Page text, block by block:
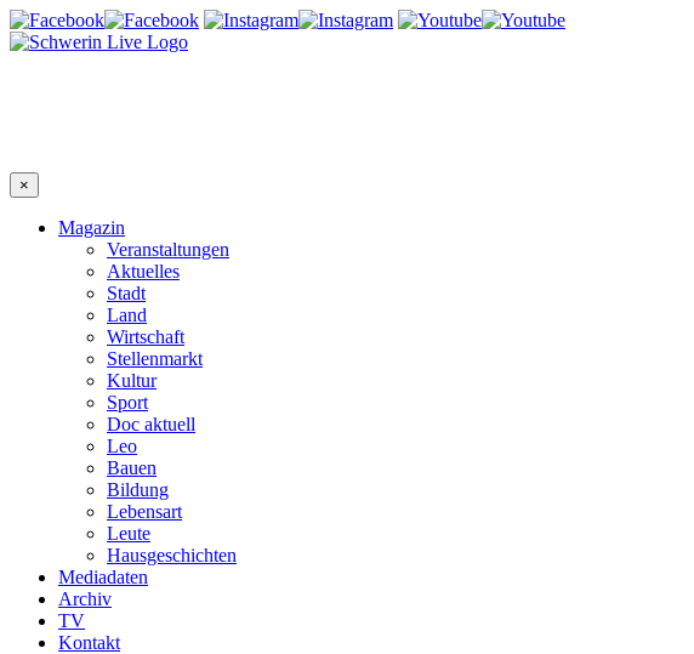
×
Magazin
Veranstaltungen
Aktuelles
Stadt
Land
Wirtschaft
Stellenmarkt
Kultur
Sport
Doc aktuell
Leo
Bauen
Bildung
Lebensart
Leute
Hausgeschichten
Mediadaten
Archiv
TV
Kontakt